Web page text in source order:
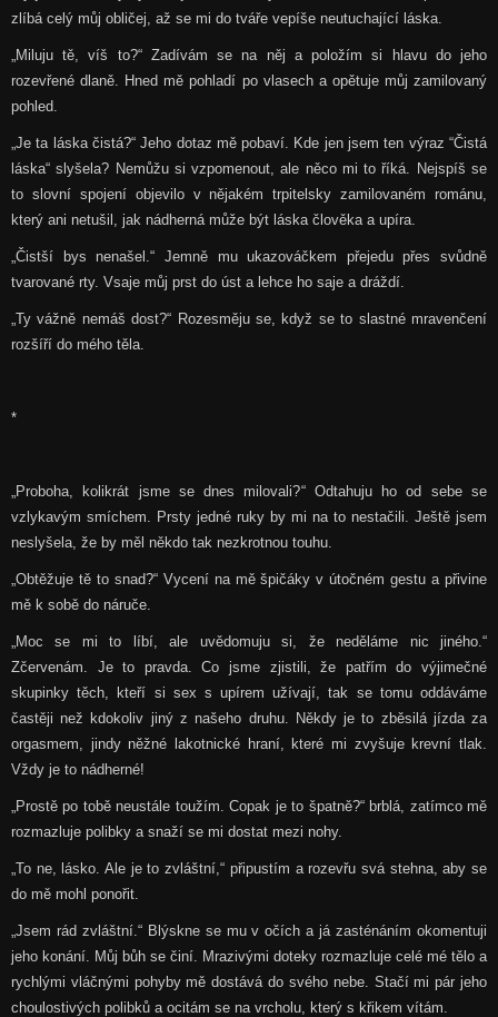
zlíbá celý můj obličej, až se mi do tváře vepíše neutuchající láska.
„Miluju tě, víš to?“ Zadívám se na něj a položím si hlavu do jeho
rozevřené dlaně. Hned mě pohladí po vlasech a opětuje můj zamilovaný
pohled.
„Je ta láska čistá?“ Jeho dotaz mě pobaví. Kde jen jsem ten výraz “Čistá
láska“ slyšela? Nemůžu si vzpomenout, ale něco mi to říká. Nejspíš se
to slovní spojení objevilo v nějakém trpitelsky zamilovaném románu,
který ani netušil, jak nádherná může být láska člověka a upíra.
„Čistší bys nenašel.“ Jemně mu ukazováčkem přejedu přes svůdně
tvarované rty. Vsaje můj prst do úst a lehce ho saje a dráždí.
„Ty vážně nemáš dost?“ Rozesměju se, když se to slastné mravenčení
rozšíří do mého těla.
*
„Proboha, kolikrát jsme se dnes milovali?“ Odtahuju ho od sebe se
vzlykavým smíchem. Prsty jedné ruky by mi na to nestačili. Ještě jsem
neslyšela, že by měl někdo tak nezkrotnou touhu.
„Obtěžuje tě to snad?“ Vycení na mě špičáky v útočném gestu a přivine
mě k sobě do náruče.
„Moc se mi to líbí, ale uvědomuju si, že neděláme nic jiného.“
Zčervenám. Je to pravda. Co jsme zjistili, že patřím do výjimečné
skupinky těch, kteří si sex s upírem užívají, tak se tomu oddáváme
častěji než kdokoliv jiný z našeho druhu. Někdy je to zběsilá jízda za
orgasmem, jindy něžné lakotnické hraní, které mi zvyšuje krevní tlak.
Vždy je to nádherné!
„Prostě po tobě neustále toužím. Copak je to špatně?“ brblá, zatímco mě
rozmazluje polibky a snaží se mi dostat mezi nohy.
„To ne, lásko. Ale je to zvláštní,“ připustím a rozevřu svá stehna, aby se
do mě mohl ponořit.
„Jsem rád zvláštní.“ Blýskne se mu v očích a já zasténáním okomentuji
jeho konání. Můj bůh se činí. Mrazivými doteky rozmazluje celé mé tělo a
rychlými vláčnými pohyby mě dostává do svého nebe. Stačí mi pár jeho
choulostivých polibků a ocitám se na vrcholu, který s křikem vítám.